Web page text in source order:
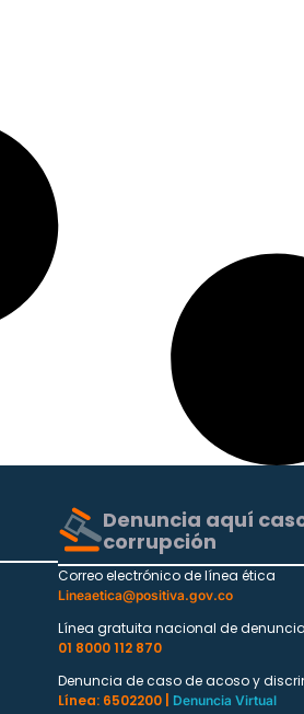
Denuncia aquí
corrupción
Correo electrónico de línea ética
Lineaetica@positiva.gov.co
Línea gratuita nacional de denuncia
01 8000 112 870
Denuncia de caso de acoso y
Línea: 6502200 |
Denuncia Virtual